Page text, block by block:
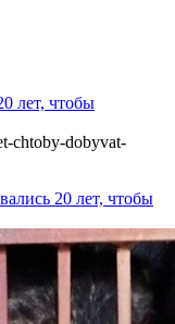
лет, чтобы
chtoby-dobyvat-
20 лет, чтобы